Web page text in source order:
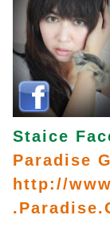
Staice
Paradise
http://